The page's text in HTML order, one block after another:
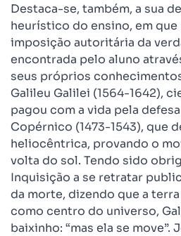
Destaca-se, também, a sua
heurístico do ensino, em que
imposição autoritária da
encontrada pelo aluno
seus próprios
Galileu Galilei (1564-1642),
pagou com a vida pela
Copérnico (1473-1543), que
heliocêntrica, provando o
volta do sol. Tendo sido
Inquisição a se retratar
da morte, dizendo que a
como centro do universo,
baixinho: “mas ela se move”.